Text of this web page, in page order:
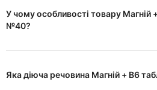
У чому особливості товару Магній
№40?
Яка діюча речовина Магній + B6